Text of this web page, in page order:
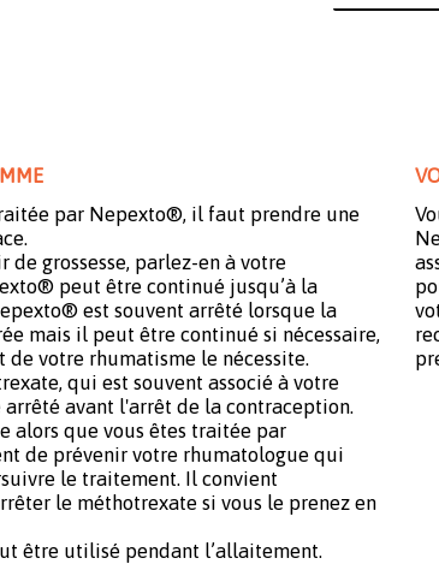
par Nepexto®, il faut prendre une
de grossesse, parlez-en à votre
peut être continué jusqu’à la
est souvent arrêté lorsque la
mais il peut être continué si nécessaire,
de votre rhumatisme le nécessite.
qui est souvent associé à votre
avant l'arrêt de la contraception.
alors que vous êtes traitée par
de prévenir votre rhumatologue qui
le traitement. Il convient
le méthotrexate si vous le prenez en
être utilisé pendant l’allaitement.